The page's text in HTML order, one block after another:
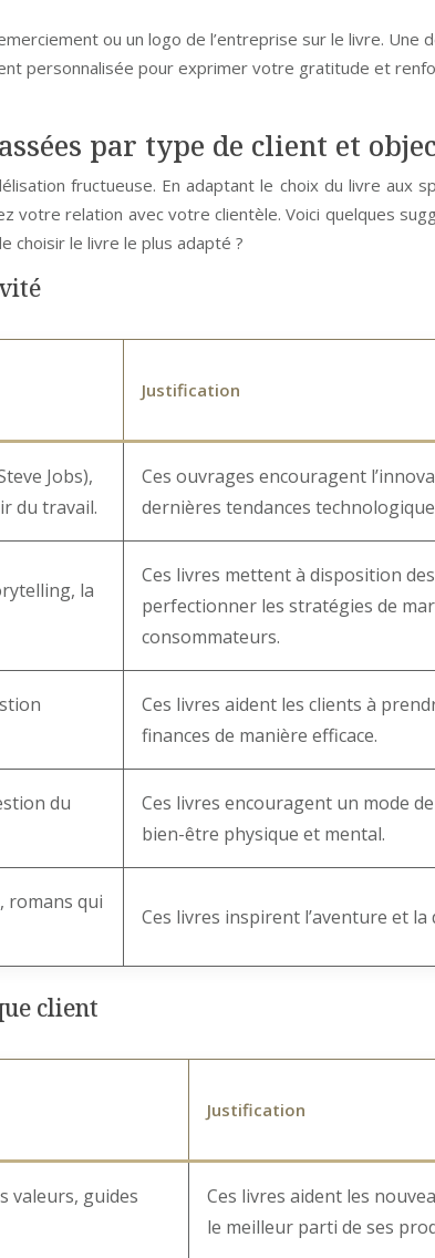
ou un logo de l’entreprise sur le livre. Une
personnalisée pour exprimer votre gratitude et
par type de client et
fructueuse. En adaptant le choix du livre
votre relation avec votre clientèle. Voici quelques
choisir le livre le plus adapté ?
Justification
Jobs),
du travail.
Ces ouvrages encouragent
dernières tendances
la
Ces livres mettent à disposition
perfectionner les stratégies de
consommateurs.
Ces livres aident les clients à
finances de manière efficace.
du
Ces livres encouragent un mode
bien-être physique et mental.
romans qui
Ces livres inspirent l’aventure et
client
Justification
valeurs, guides
Ces livres aident les
le meilleur parti de ses